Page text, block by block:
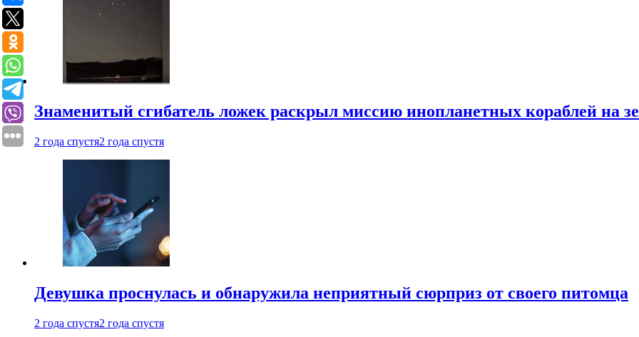
Знаменитый сгибатель ложек раскрыл миссию инопланетных кораблей на
2 года спустя2 года спустя
Девушка проснулась и обнаружила неприятный сюрприз от своего питомца
2 года спустя2 года спустя